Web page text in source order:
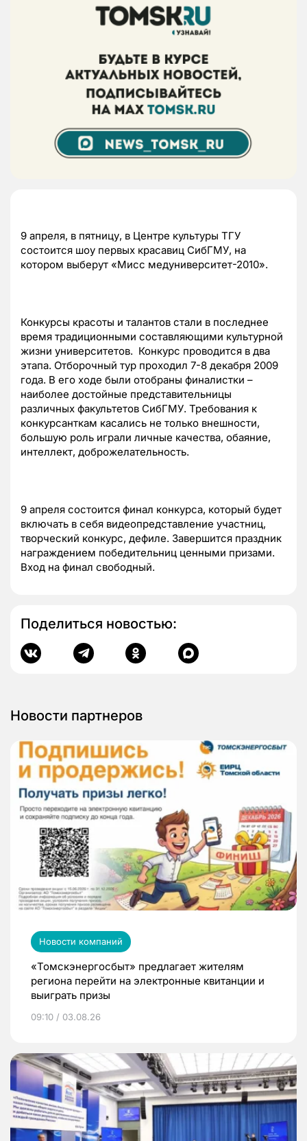
9 апреля, в пятницу, в Центре культуры ТГУ
состоится шоу первых красавиц СибГМУ, на
котором выберут «Мисс медуниверситет-2010».
Конкурсы красоты и талантов стали в последнее
время традиционными составляющими культурной
жизни университетов. Конкурс проводится в два
этапа. Отборочный тур проходил 7-8 декабря 2009
года. В его ходе были отобраны финалистки –
наиболее достойные представительницы
различных факультетов СибГМУ. Требования к
конкурсанткам касались не только внешности,
большую роль играли личные качества, обаяние,
интеллект, доброжелательность.
9 апреля состоится финал конкурса, который будет
включать в себя видеопредставление участниц,
творческий конкурс, дефиле. Завершится праздник
награждением победительниц ценными призами.
Вход на финал свободный.
Поделиться новостью:
Новости партнеров
Новости компаний
«Томскэнергосбыт» предлагает жителям
региона перейти на электронные квитанции и
выиграть призы
09:10 / 03.08.26